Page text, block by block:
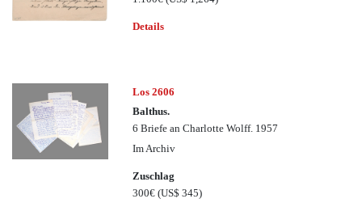
Details
Los 2606
Balthus.
6 Briefe an Charlotte Wolff. 1957
Im Archiv
Zuschlag
300€(US$ 345)